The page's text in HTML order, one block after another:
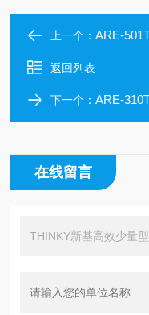
上一个：ARE-
返回列表
下一个：ARE-
在线留言